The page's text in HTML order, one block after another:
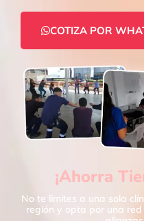
COTIZA POR
¡Ahorra
No te limites a una sola
región y opta por una